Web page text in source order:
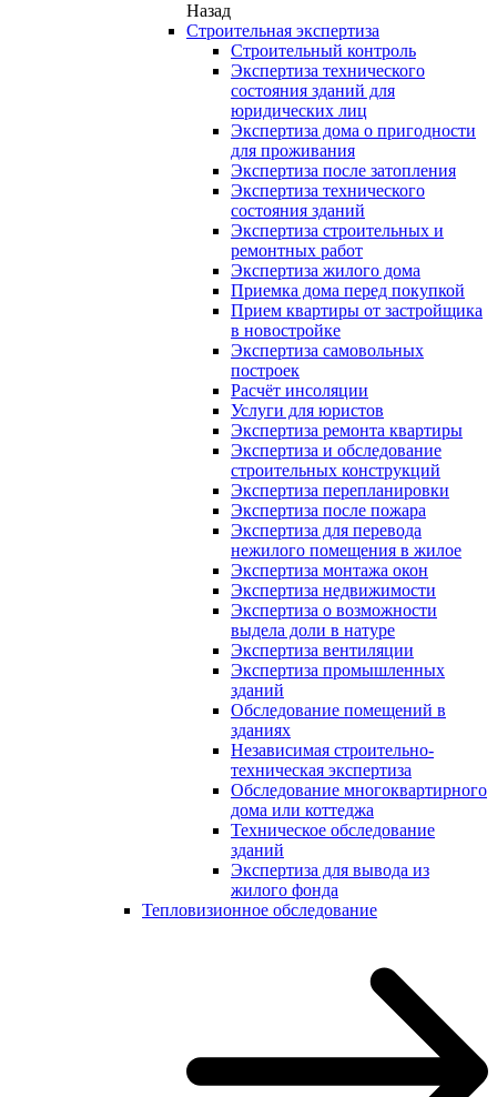
Назад
Строительная экспертиза
Строительный контроль
Экспертиза технического
состояния зданий для
юридических лиц
Экспертиза дома о пригодности
для проживания
Экспертиза после затопления
Экспертиза технического
состояния зданий
Экспертиза строительных и
ремонтных работ
Экспертиза жилого дома
Приемка дома перед покупкой
Прием квартиры от застройщика
в новостройке
Экспертиза самовольных
построек
Расчёт инсоляции
Услуги для юристов
Экспертиза ремонта квартиры
Экспертиза и обследование
строительных конструкций
Экспертиза перепланировки
Экспертиза после пожара
Экспертиза для перевода
нежилого помещения в жилое
Экспертиза монтажа окон
Экспертиза недвижимости
Экспертиза о возможности
выдела доли в натуре
Экспертиза вентиляции
Экспертиза промышленных
зданий
Обследование помещений в
зданиях
Независимая строительно-
техническая экспертиза
Обследование многоквартирного
дома или коттеджа
Техническое обследование
зданий
Экспертиза для вывода из
жилого фонда
Тепловизионное обследование